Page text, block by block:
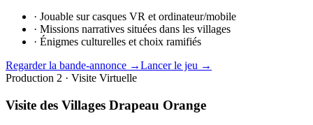
· Jouable sur casques VR et ordinateur/mobile
· Missions narratives situées dans les villages
· Énigmes culturelles et choix ramifiés
Regarder la bande-annonce →Lancer le jeu →
Production 2 · Visite Virtuelle
Visite des Villages Drapeau Orange